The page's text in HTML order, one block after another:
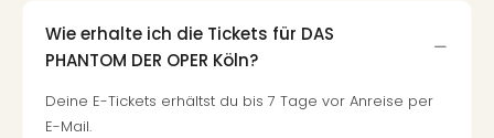
Wie erhalte ich die Tickets für DAS
PHANTOM DER OPER Köln?
Deine E-Tickets erhältst du bis 7 Tage vor Anreise per
E-Mail.